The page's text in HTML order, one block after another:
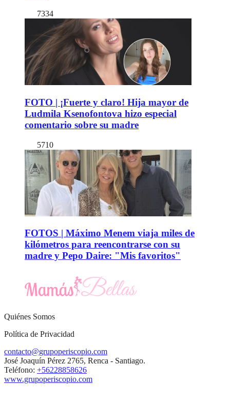
7334
FOTO | ¡Fuerte y claro! Hija mayor de
Ludmila Ksenofontova hizo especial
comentario sobre su madre
5710
FOTOS | Máximo Menem viaja miles de
kilómetros para reencontrarse con su
madre y Pepo Daire: "Mis favoritos"
Quiénes Somos
Política de Privacidad
contacto@grupoperiscopio.com
José Joaquín Pérez 2765, Renca - Santiago.
Teléfono: +56228858626
www.grupoperiscopio.com